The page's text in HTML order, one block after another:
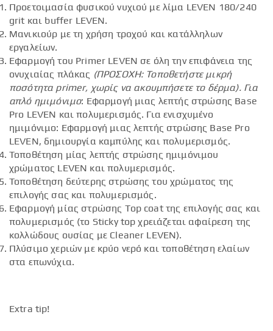
Προετοιμασία φυσικού νυχιού με λίμα LEVEN 180/240
grit και buffer LEVEN.
Μανικιούρ με τη χρήση τροχού και κατάλληλων
εργαλείων.
Εφαρμογή του Primer LEVEN σε όλη την επιφάνεια της
ονυχιαίας πλάκας (ΠΡΟΣΟΧΗ: Τοποθετήστε μικρή
ποσότητα primer, χωρίς να ακουμπήσετε το δέρμα).Για
απλό ημιμόνιμο: Εφαρμογή μιας λεπτής στρώσης Base
Pro LEVEN και πολυμερισμός. Για ενισχυμένο
ημιμόνιμο: Εφαρμογή μιας λεπτής στρώσης Base Pro
LEVEN, δημιουργία καμπύλης και πολυμερισμός.
Τοποθέτηση μίας λεπτής στρώσης ημιμόνιμου
χρώματος LEVEN και πολυμερισμός.
Τοποθέτηση δεύτερης στρώσης του χρώματος της
επιλογής σας και πολυμερισμός.
Εφαρμογή μίας στρώσης Top coat της επιλογής σας και
πολυμερισμός (το Sticky top χρειάζεται αφαίρεση της
κολλώδους ουσίας με Cleaner LEVEN).
Πλύσιμο χεριών με κρύο νερό και τοποθέτηση ελαίων
στα επωνύχια.
Extra tip!